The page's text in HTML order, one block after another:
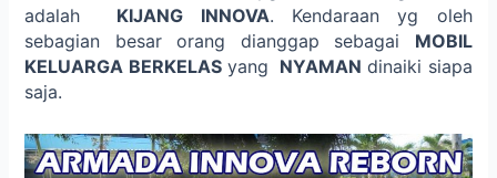
adalah KIJANG INNOVA. Kendaraan yg oleh
sebagian besar orang dianggap sebagai MOBIL
KELUARGA BERKELASyang NYAMAN dinaiki siapa
saja.